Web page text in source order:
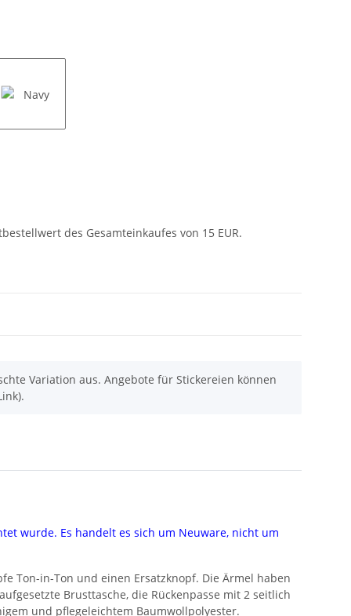
des Gesamteinkaufes von 15 EUR.
Variation aus. Angebote für Stickereien können
wurde. Es handelt es sich um Neuware, nicht um
Ton-in-Ton und einen Ersatzknopf. Die Ärmel haben
Brusttasche, die Rückenpasse mit 2 seitlich
und pflegeleichtem Baumwollpolyester.